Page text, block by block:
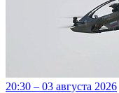
20:30 – 03 августа 2026